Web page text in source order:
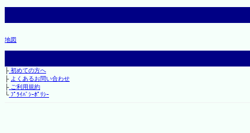
地図
├初めての方へ
├ よくあるお問い合わせ
├ご利用規約
└ﾌﾟﾗｲﾊﾞｼｰﾎﾟﾘｼｰ